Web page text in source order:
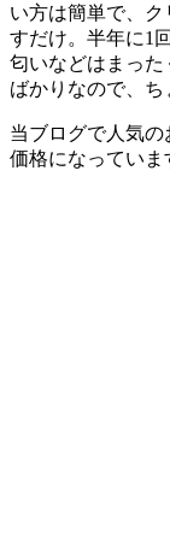
い方は簡単で、
すだけ。半年に1
匂いなどはまった
ばかりなので、ち
当ブログで人気の
価格になっていま